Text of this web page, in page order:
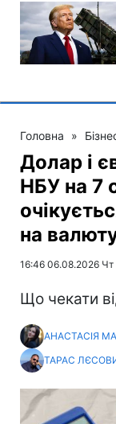
Головна »
Долар і
НБУ на 7
на
16:46 06.08.2026 Чт
Що чекати
АНАСТАСІЯ
ТАРАС